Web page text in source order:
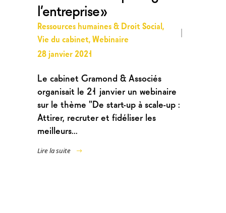
l’entreprise »
Ressources humaines & Droit Social,
Vie du cabinet,Webinaire
28 janvier 2021
Le cabinet Gramond & Associés
organisait le 21 janvier un webinaire
sur le thème "De start-up à scale-up :
Attirer, recruter et fidéliser les
meilleurs...
Lire la suite